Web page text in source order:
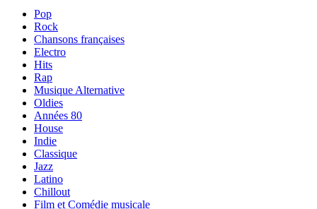
Pop
Rock
Chansons françaises
Electro
Hits
Rap
Musique Alternative
Oldies
Années 80
House
Indie
Classique
Jazz
Latino
Chillout
Film et Comédie musicale